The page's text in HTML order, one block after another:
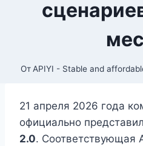
От APIYI - Stable and
21 апреля 2026 года
официально
2.0. Соответствующая